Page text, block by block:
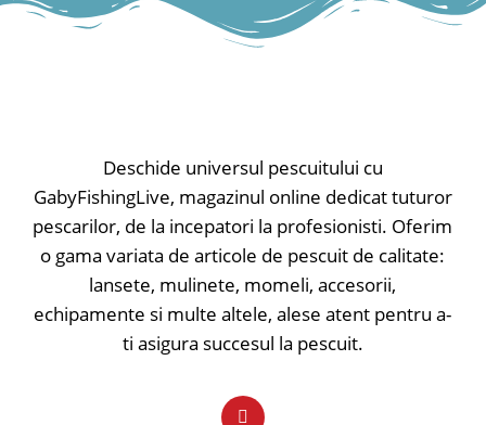
Deschide universul pescuitului cu
GabyFishingLive, magazinul online dedicat tuturor
pescarilor, de la incepatori la profesionisti. Oferim
o gama variata de articole de pescuit de calitate:
lansete, mulinete, momeli, accesorii,
echipamente si multe altele, alese atent pentru a-
ti asigura succesul la pescuit.